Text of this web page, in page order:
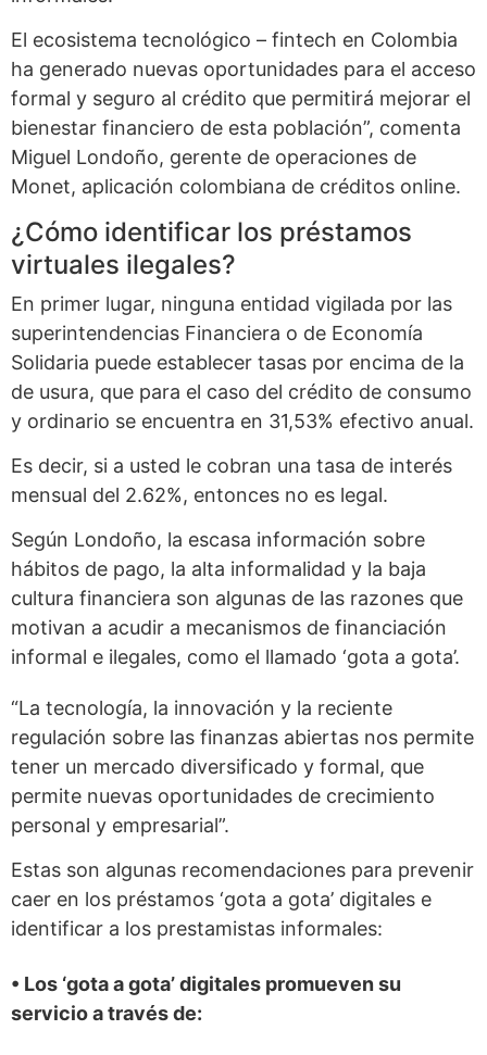
El ecosistema tecnológico – fintech en Colombia
ha generado nuevas oportunidades para el acceso
formal y seguro al crédito que permitirá mejorar el
bienestar financiero de esta población”, comenta
Miguel Londoño, gerente de operaciones de
Monet, aplicación colombiana de créditos online.
¿Cómo identificar los préstamos
virtuales ilegales?
En primer lugar, ninguna entidad vigilada por las
superintendencias Financiera o de Economía
Solidaria puede establecer tasas por encima de la
de usura, que para el caso del crédito de consumo
y ordinario se encuentra en 31,53% efectivo anual.
Es decir, si a usted le cobran una tasa de interés
mensual del 2.62%, entonces no es legal.
Según Londoño, la escasa información sobre
hábitos de pago, la alta informalidad y la baja
cultura financiera son algunas de las razones que
motivan a acudir a mecanismos de financiación
informal e ilegales, como el llamado ‘gota a gota’.
“La tecnología, la innovación y la reciente
regulación sobre las finanzas abiertas nos permite
tener un mercado diversificado y formal, que
permite nuevas oportunidades de crecimiento
personal y empresarial”.
Estas son algunas recomendaciones para prevenir
caer en los préstamos ‘gota a gota’ digitales e
identificar a los prestamistas informales:
• Los ‘gota a gota’ digitales promueven su
servicio a través de: